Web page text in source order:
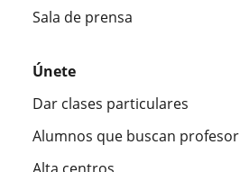
Sala de prensa
Únete
Dar clases particulares
Alumnos que buscan profesor